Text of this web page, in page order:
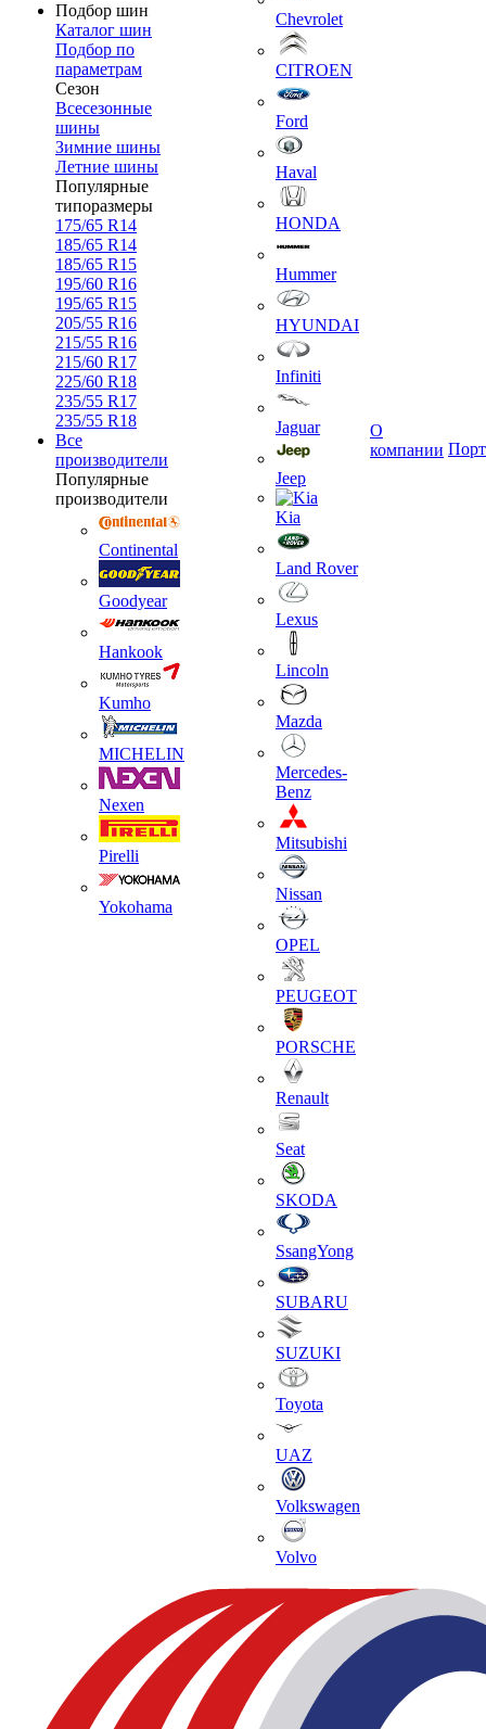
Подбор шин
Каталог шин
Подбор по
параметрам
Сезон
Всесезонные
шины
Зимние шины
Летние шины
Популярные
типоразмеры
175/65 R14
185/65 R14
185/65 R15
195/60 R16
195/65 R15
205/55 R16
215/55 R16
215/60 R17
225/60 R18
235/55 R17
235/55 R18
Все
производители
Популярные
производители
Continental
Goodyear
Hankook
Kumho
MICHELIN
Nexen
Pirelli
Yokohama
Chevrolet
CITROEN
Ford
Haval
HONDA
Hummer
HYUNDAI
Infiniti
Jaguar
Jeep
Kia
Land Rover
Lexus
Lincoln
Mazda
Mercedes-
Benz
Mitsubishi
Nissan
OPEL
PEUGEOT
PORSCHE
Renault
Seat
SKODA
SsangYong
SUBARU
SUZUKI
Toyota
UAZ
Volkswagen
Volvo
О
компании